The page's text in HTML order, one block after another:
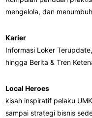
mengelola, dan
Karier
Informasi Loker
hingga Berita & Tren
Local Heroes
kisah inspiratif pelaku
sampai strategi bisnis